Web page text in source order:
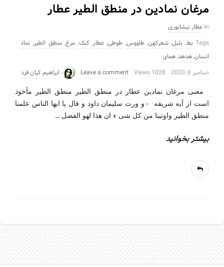
مرغان نمادین در منطق الطیر عطار
In عطار نیشابوری
Tags بط, بلبل, شعرکهن,طاووس, طوطی,عطار, کبک, مرغ,منطق الطیر, نماد
انسان,هدهد,همای
دسامبر 6, 2020
1028 Views
Leave a comment ابراهیم کیان فرد
معنی مرغان نمادین عطار در منطق الطیر منطق الطیر مأخوذ
است از آیه شریفه: «و ورث سلیمان داود و قال یا ایها الناس علمنا
منطق الطیر واوتینا من کل شی ء ان هذا لهو الفضل …
بیشتر بخوانید